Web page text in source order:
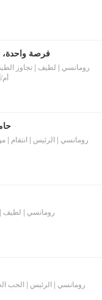
فرصة واحدة،
رومانسي | لطيف | تجاوز
رومانسي | الرئيس | انتقام |
رومانسي | لطيف |
رومانسي | الرئيس | الحب